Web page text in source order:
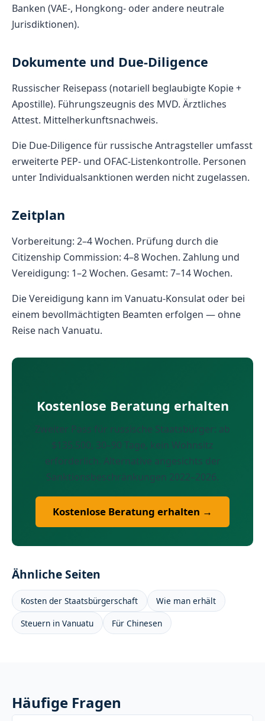
Banken (VAE-, Hongkong- oder andere neutrale
Jurisdiktionen).
Dokumente und Due-Diligence
Russischer Reisepass (notariell beglaubigte Kopie +
Apostille). Führungszeugnis des MVD. Ärztliches
Attest. Mittelherkunftsnachweis.
Die Due-Diligence für russische Antragsteller umfasst
erweiterte PEP- und OFAC-Listenkontrolle. Personen
unter Individualsanktionen werden nicht zugelassen.
Zeitplan
Vorbereitung: 2–4 Wochen. Prüfung durch die
Citizenship Commission: 4–8 Wochen. Zahlung und
Vereidigung: 1–2 Wochen. Gesamt: 7–14 Wochen.
Die Vereidigung kann im Vanuatu-Konsulat oder bei
einem bevollmächtigten Beamten erfolgen — ohne
Reise nach Vanuatu.
Kostenlose Beratung erhalten
Zweiter Pass für russische Staatsbürger: ab
$135.500, 30–90 Tage, kein Wohnsitz
erforderlich. Alternative angesichts der
Sanktionsbeschränkungen 2022–2026.
Kostenlose Beratung erhalten →
Ähnliche Seiten
Kosten der Staatsbürgerschaft
Wie man erhält
Steuern in Vanuatu
Für Chinesen
Häufige Fragen